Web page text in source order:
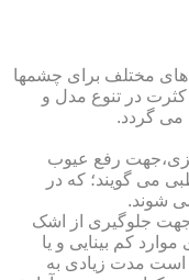
مختلف برای چشمها
در تنوع مدل و
می گردد.
رفع عیوب
می گویند؛ که در
شوند.
جهت جلوگیری از اشک
کم بینایی و یا
است مدت زیادی به